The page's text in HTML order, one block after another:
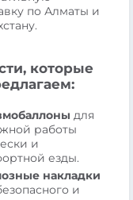
по Алматы и
которые
для
работы
и
езды.
накладки
и